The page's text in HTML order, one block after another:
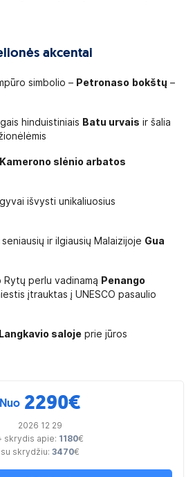
akcentai
simbolio – Petronaso bokštų –
hinduistiniais Batu urvais ir šalia
Kamerono slėnio arbatos
išvysti unikaliuosius
ir ilgiausių Malaizijoje Gua
Rytų perlu vadinamą Penango
įtrauktas į UNESCO pasaulio
Langkavio saloje prie jūros
Nuo 2290€
2026 12 29
skrydis apie: 1180€
su skrydžiu: 3470€